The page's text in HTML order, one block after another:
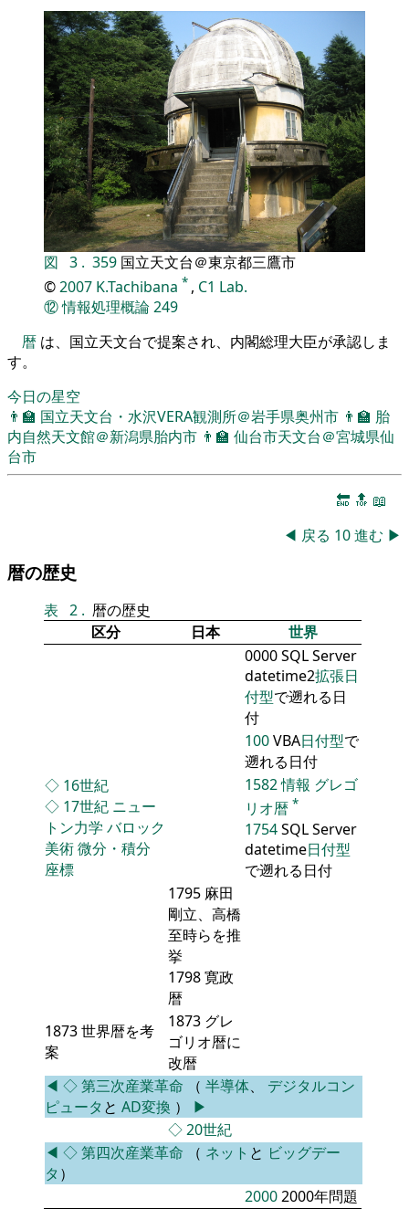
図 3 . 359 国立天文台＠東京都三鷹市
©2007 K.Tachibana * , C1 Lab.
⑫情報処理概論249
暦 は、国立天文台で提案され、内閣総理大臣が承認しま
す。
今日の星空
👨‍🏫 国立天文台・水沢VERA観測所＠岩手県奥州市 👨‍🏫 胎
内自然天文館＠新潟県胎内市 👨‍🏫 仙台市天文台＠宮城県仙
台市
🔚 🔝 📖
◀ 戻る 10進む ▶
暦の歴史
表 2 . 暦の歴史
区分
日本
世界
0000 SQL Server
datetime2拡張日
付型で遡れる日
付
100VBA日付型で
遡れる日付
◇ 16世紀
◇ 17世紀 ニュー
トン力学 バロック
美術微分・積分
座標
1582情報 グレゴ
リオ暦 *
1754SQL Server
datetime日付型
で遡れる日付
1795 麻田
剛立、高橋
至時らを推
挙
1798 寛政
暦
1873 世界暦を考
案
1873 グレ
ゴリオ暦に
改暦
◀ ◇第三次産業革命 （ 半導体、 デジタルコン
ピュータ と AD変換 ） ▶
◇20世紀
◀ ◇第四次産業革命 （ ネット と ビッグデー
タ ）
20002000年問題